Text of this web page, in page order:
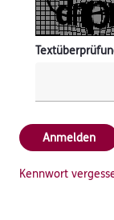
Anmelden
Kennwort